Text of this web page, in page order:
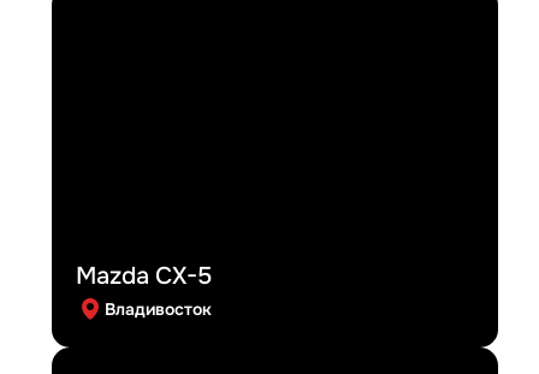
Mazda CX-5
Владивосток